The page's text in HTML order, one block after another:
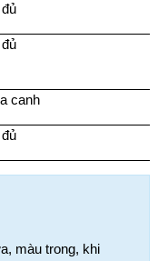
canh
màu trong, khi